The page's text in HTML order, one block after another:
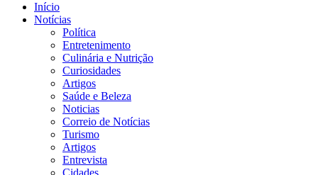
Início
Notícias
Política
Entretenimento
Culinária e Nutrição
Curiosidades
Artigos
Saúde e Beleza
Noticias
Correio de Notícias
Turismo
Artigos
Entrevista